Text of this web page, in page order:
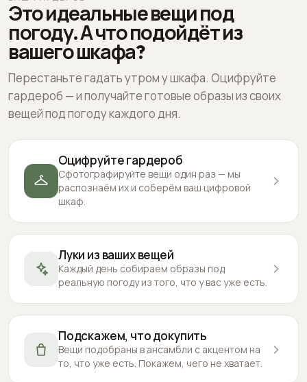
Это идеальные вещи под
погоду. А что подойдёт из
вашего шкафа?
Перестаньте гадать утром у шкафа. Оцифруйте
гардероб — и получайте готовые образы из своих
вещей под погоду каждого дня.
Оцифруйте гардероб
Сфотографируйте вещи один раз — мы
распознаём их и соберём ваш цифровой
шкаф.
Луки из ваших вещей
Каждый день собираем образы под
реальную погоду из того, что у вас уже есть.
Подскажем, что докупить
Вещи подобраны в ансамбли с акцентом на
то, что уже есть. Покажем, чего не хватает.